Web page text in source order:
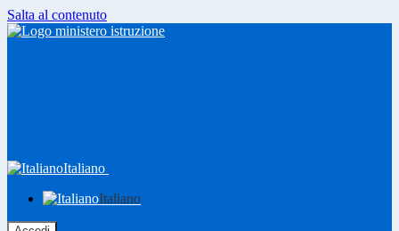
Salta al contenuto
Italiano
Italiano